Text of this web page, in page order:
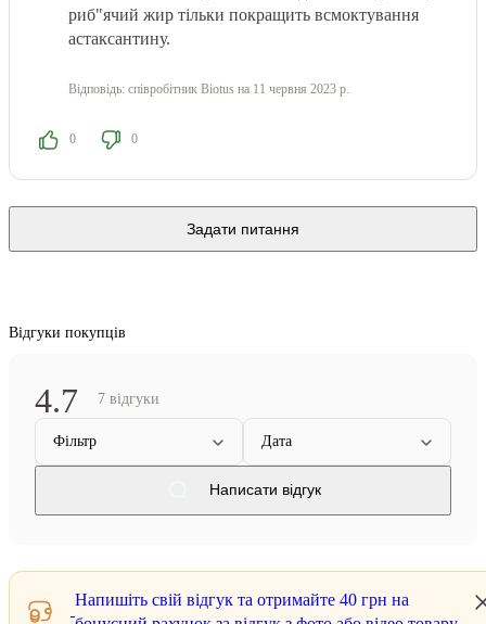
риб"ячий жир тільки покращить всмоктування
астаксантину.
Відповідь: співробітник Biotus на 11 червня 2023 р.
0 0
Задати питання
Відгуки покупців
4.7 7 відгуки
Фільтр Дата
Написати відгук
Напишіть свій відгук та отримайте 40 грн на